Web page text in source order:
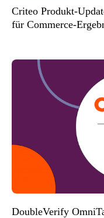
Criteo Produkt-
für Commerce-
DoubleVerify